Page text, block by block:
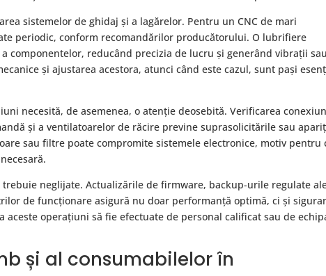
sistemelor de ghidaj și a lagărelor. Pentru un CNC de mari
periodic, conform recomandărilor producătorului. O lubrifiere
componentelor, reducând precizia de lucru și generând vibrații sau
și ajustarea acestora, atunci când este cazul, sunt pași
necesită, de asemenea, o atenție deosebită. Verificarea
și a ventilatoarelor de răcire previne suprasolicitările sau
sau filtre poate compromite sistemele electronice, motiv pentru
neglijate. Actualizările de firmware, backup-urile regulate
de funcționare asigură nu doar performanță optimă, ci și
aceste operațiuni să fie efectuate de personal calificat sau de
și al consumabilelor în